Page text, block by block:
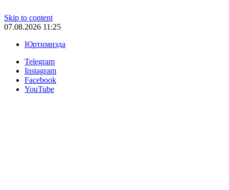
Skip to content
07.08.2026 11:25
Юртимизда
Telegram
Instagram
Facebook
YouTube